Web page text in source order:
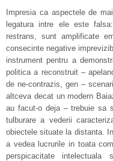
Impresia ca aspectele de
legatura intre ele este
restrans, sunt amplificate
consecinte negative
instrument pentru a
politica a reconstruit –
de ne-contrazis, gen –
altceva decat un modern
au facut-o deja – trebuie sa
tulburare a vederii
obiectele situate la distanta.
a vedea lucrurile in toata
perspicacitate